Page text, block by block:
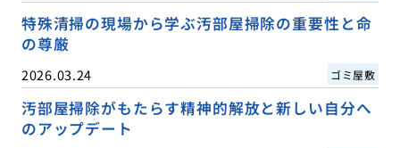
特殊清掃の現場から学ぶ汚部屋掃除の重要性と命
の尊厳
2026.03.24 ゴミ屋敷
汚部屋掃除がもたらす精神的解放と新しい自分へ
のアップデート